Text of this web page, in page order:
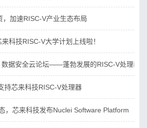
，加速RISC-V产业生态布局
科技RISC-V大学计划上线啦！
数据安全云论坛——蓬勃发展的RISC-V处理器
持芯来科技RISC-V处理器
，芯来科技发布Nuclei Software Platform